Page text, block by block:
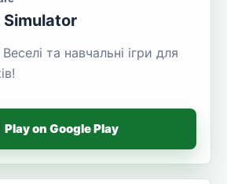
та навчальні ігри для
Play on Google Play